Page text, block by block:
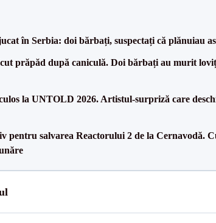
în Serbia: doi bărbați, suspectați că plănuiau
prăpăd după caniculă. Doi bărbați au murit
la UNTOLD 2026. Artistul-surpriză care
pentru salvarea Reactorului 2 de la Cernavodă.